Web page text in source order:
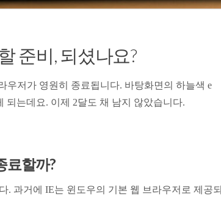
준비, 되셨나요?
우저가 영원히 종료됩니다. 바탕화면의 하늘색 e
되는데요. 이제 2달도 채 남지 않았습니다.
료할까?
. 과거에 IE는 윈도우의 기본 웹 브라우저로 제공되